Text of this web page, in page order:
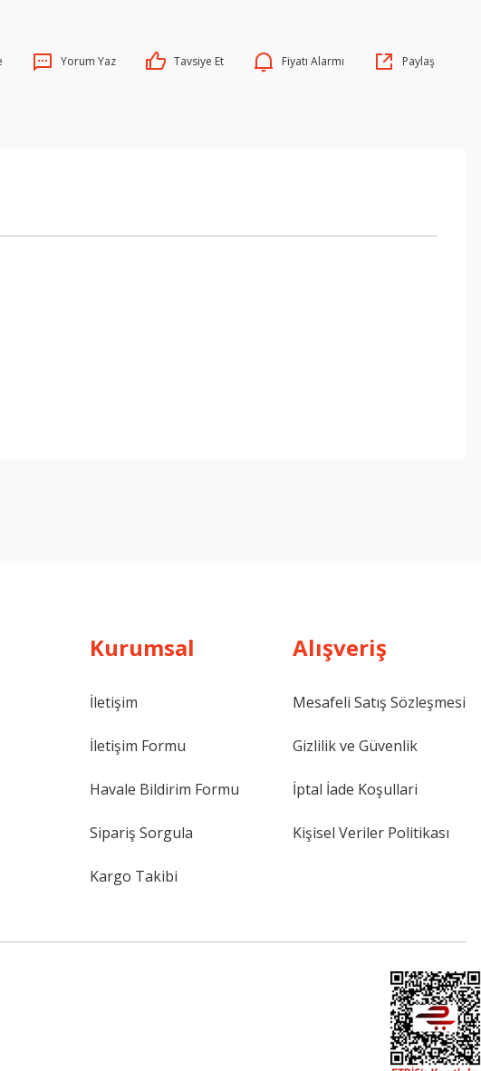
Yorum Yaz Tavsiye Et Fiyatı Alarmı Paylaş
Kurumsal
İletişim
İletişim Formu
Havale Bildirim Formu
Sipariş Sorgula
Kargo Takibi
Alışveriş
Mesafeli Satış Sözleşmesi
Gizlilik ve Güvenlik
İptal İade Koşullari
Kişisel Veriler Politikası